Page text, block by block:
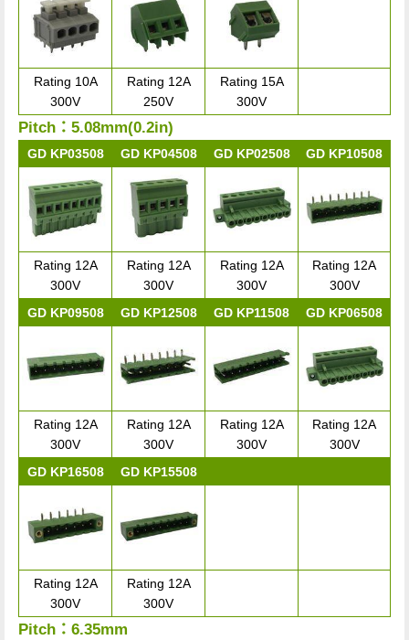
Rating 10A
300V
Rating 12A
250V
Rating 15A
300V
Pitch：5.08mm(0.2in)
GD KP03508 GD KP04508 GD KP02508 GD KP10508
Rating 12A
300V
Rating 12A
300V
Rating 12A
300V
Rating 12A
300V
GD KP09508
GD KP12508 GD KP11508 GD KP06508
Rating 12A
300V
Rating 12A
300V
Rating 12A
300V
Rating 12A
300V
GD KP16508
GD KP15508
Rating 12A
300V
Rating 12A
300V
Pitch：6.35mm